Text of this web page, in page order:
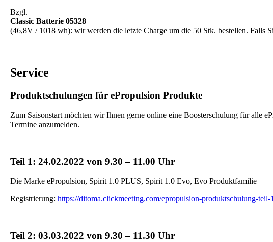
Bzgl.
Classic Batterie 05328
(46,8V / 1018 wh): wir werden die letzte Charge um die 50 Stk. bestellen. Falls
Service
Produktschulungen für ePropulsion Produkte
Zum Saisonstart möchten wir Ihnen gerne online eine Boosterschulung für alle
Termine anzumelden.
Teil 1: 24.02.2022 von 9.30 – 11.00 Uhr
Die Marke ePropulsion, Spirit 1.0 PLUS, Spirit 1.0 Evo, Evo Produktfamilie
Registrierung: https://ditoma.clickmeeting.com/epropulsion-produktschulung-teil-
Teil 2: 03.03.2022 von 9.30 – 11.30 Uhr